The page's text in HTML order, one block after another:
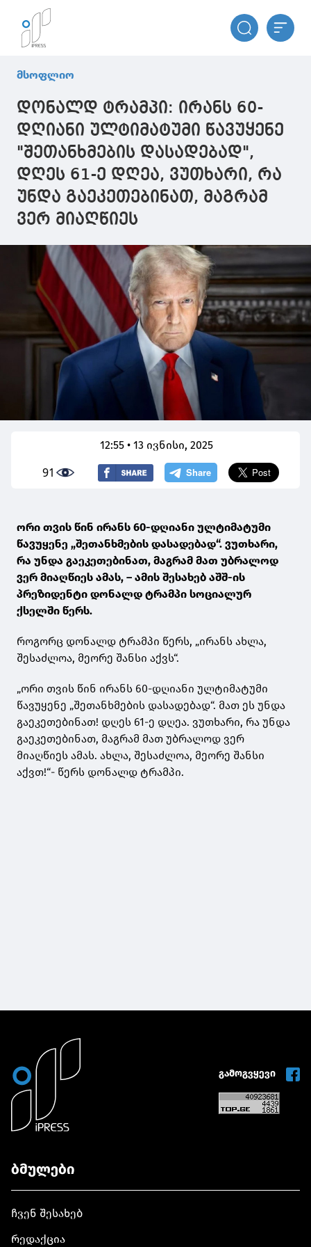
მსოფლიო
დონალდ ტრამპი: ირანს 60-
დღიანი ულტიმატუმი წავუყენე
"შეთანხმების დასადებად",
დღეს 61-ე დღეა, ვუთხარი, რა
უნდა გაეკეთებინათ, მაგრამ
ვერ მიაღწიეს
12:55 • 13 ივნისი, 2025
91
ორი თვის წინ ირანს 60-დღიანი ულტიმატუმი
წავუყენე „შეთანხმების დასადებად“. ვუთხარი,
რა უნდა გაეკეთებინათ, მაგრამ მათ უბრალოდ
ვერ მიაღწიეს ამას, – ამის შესახებ აშშ-ის
პრეზიდენტი დონალდ ტრამპი სოციალურ
ქსელში წერს.
როგორც დონალდ ტრამპი წერს, „ირანს ახლა,
შესაძლოა, მეორე შანსი აქვს“.
„ორი თვის წინ ირანს 60-დღიანი ულტიმატუმი
წავუყენე „შეთანხმების დასადებად“. მათ ეს უნდა
გაეკეთებინათ! დღეს 61-ე დღეა. ვუთხარი, რა უნდა
გაეკეთებინათ, მაგრამ მათ უბრალოდ ვერ
მიაღწიეს ამას. ახლა, შესაძლოა, მეორე შანსი
აქვთ!“- წერს დონალდ ტრამპი.
გამოგვყევი
ბმულები
ჩვენ შესახებ
რედაქცია